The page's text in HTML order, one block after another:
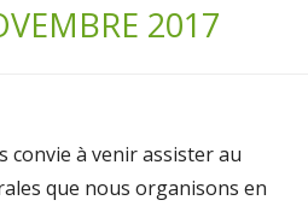
2017
convie à venir assister au
que nous organisons en